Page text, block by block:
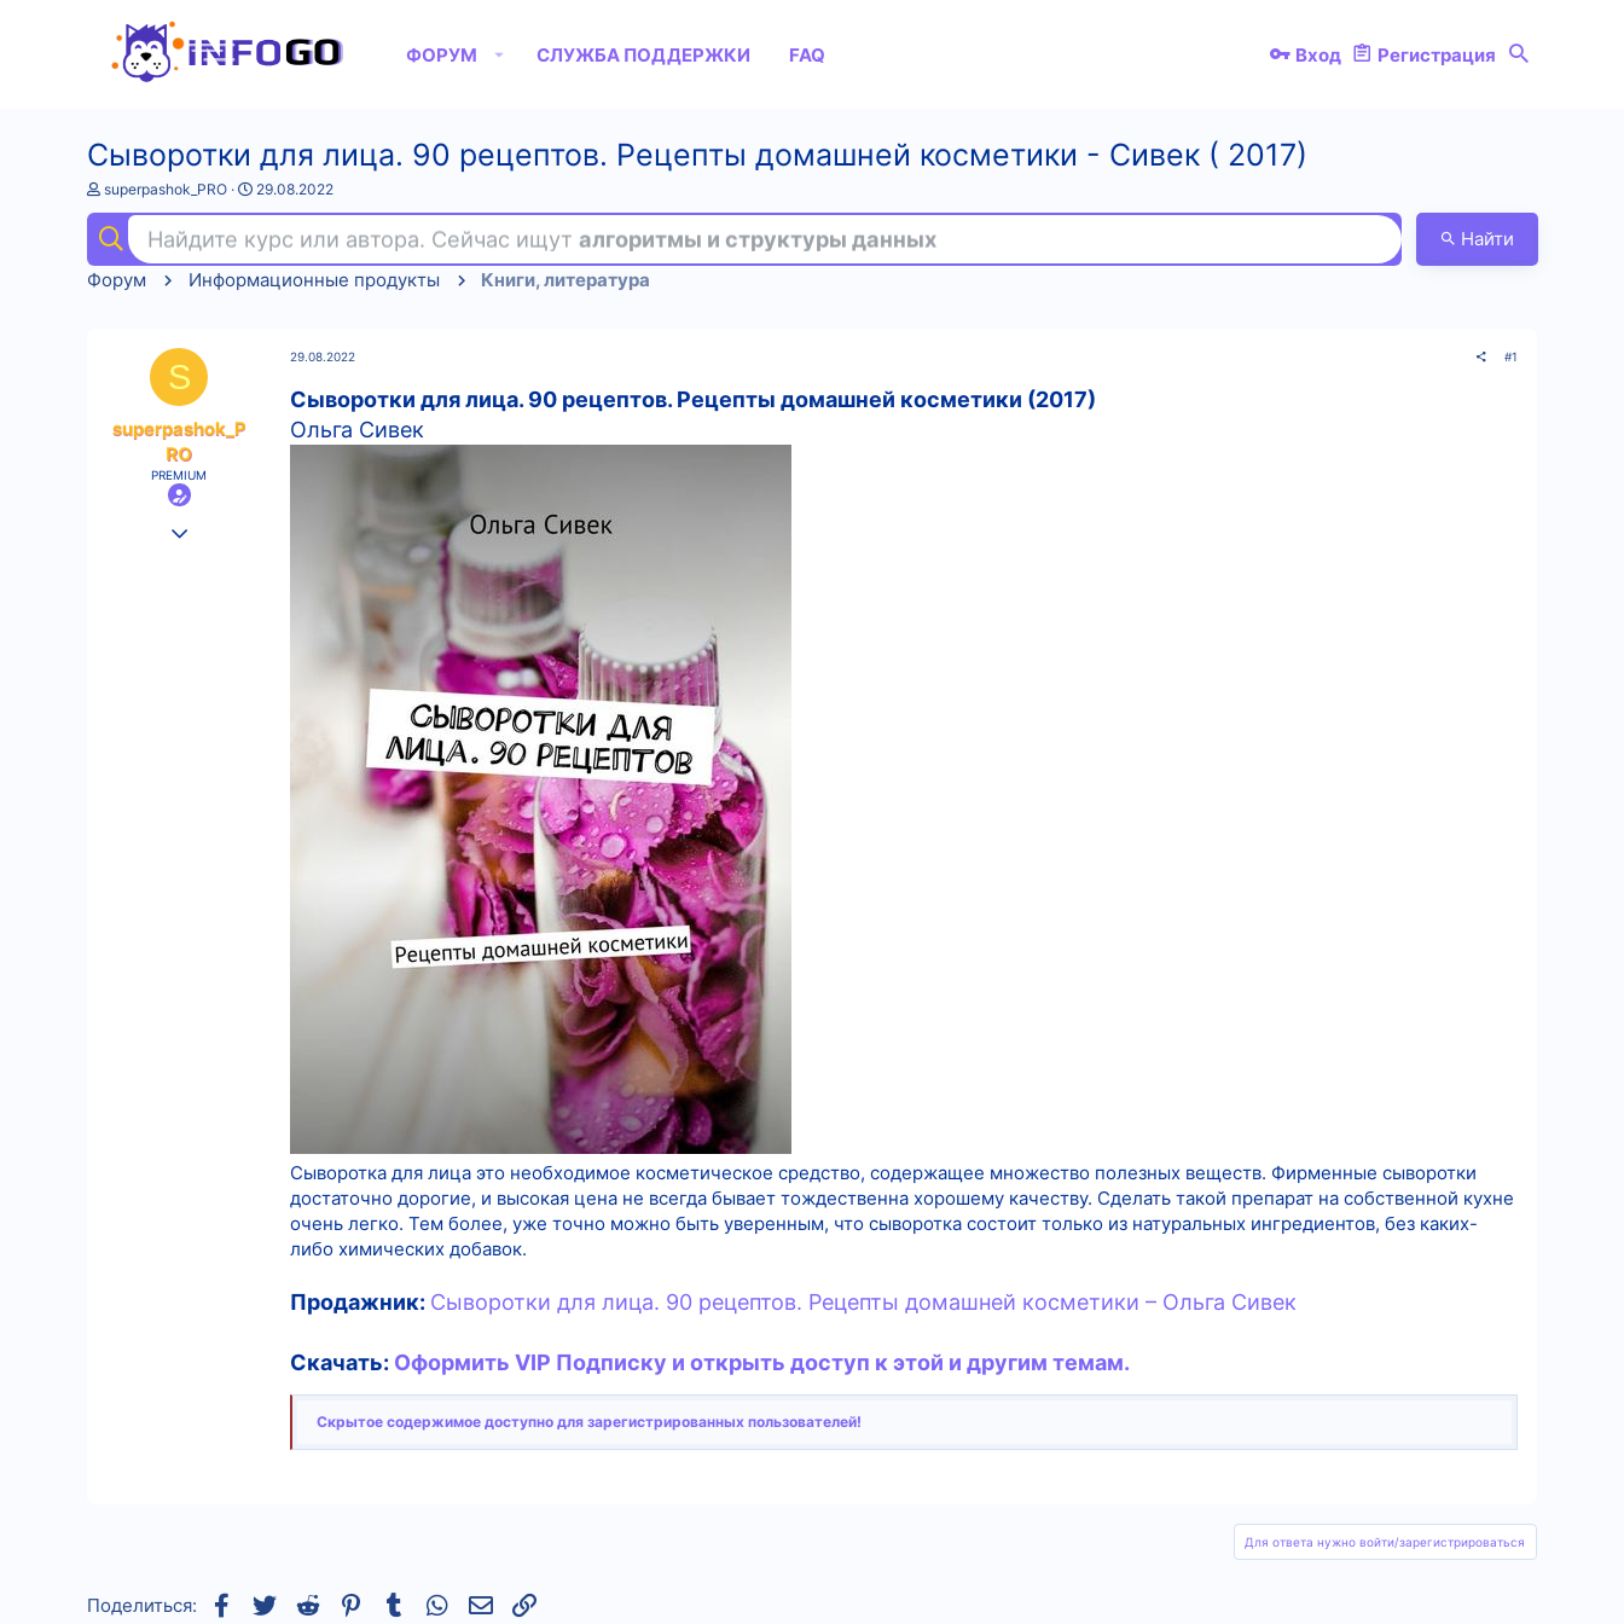
ФОРУМ СЛУЖБА ПОДДЕРЖКИ FAQ Вход Регистрация
Сыворотки для лица. 90 рецептов. Рецепты домашней косметики - Сивек ( 2017)
А
т
о
р
т
superpashok_PRO
Д
а
н
а
29.08.2022
Найдите курс или автора. Сейчас ищут алгоритмы и структуры данных
Найти
Форум
Информационные продукты Книги, литература
S
superpashok_P
RO
PREMIUM
29.08.2022 #1
Сыворотки для лица. 90 рецептов. Рецепты домашней косметики (2017)
Ольга Сивек
Сыворотка для лица это необходимое косметическое средство, содержащее множество полезных веществ. Фирменные сыворотки
достаточно дорогие, и высокая цена не всегда бывает тождественна хорошему качеству. Сделать такой препарат на собственной кухне
очень легко. Тем более, уже точно можно быть уверенным, что сыворотка состоит только из натуральных ингредиентов, без каких-
либо химических добавок.
Продажник: Сыворотки для лица. 90 рецептов. Рецепты домашней косметики – Ольга Сивек
Скачать: Оформить VIP Подписку и открыть доступ к этой и другим темам.
Скрытое содержимое доступно для зарегистрированных пользователей!
Для ответа нужно войти/зарегистрироваться
Поделиться: Facebook
TwitterReddit Pinterest
TumblrWhatsAppЭлектронная почта
Ссылка